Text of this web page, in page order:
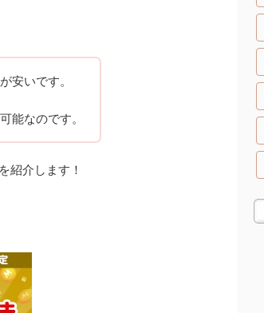
安いです。
能なのです。
紹介します！